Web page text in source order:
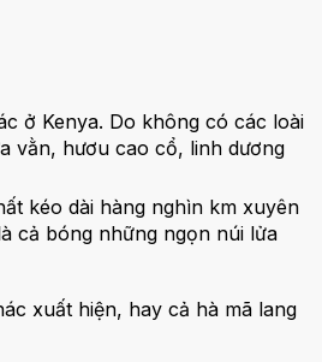
ở Kenya. Do không có các loài
vằn, hươu cao cổ, linh dương
kéo dài hàng nghìn km xuyên
cả bóng những ngọn núi lửa
xuất hiện, hay cả hà mã lang